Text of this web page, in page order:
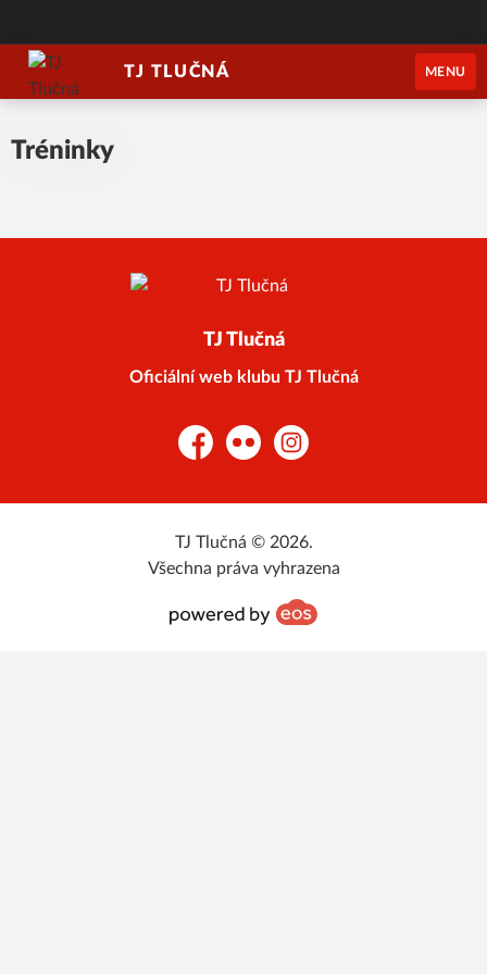
TJ TLUČNÁ MENU
Tréninky
TJ Tlučná
Oficiální web klubu TJ Tlučná
FacebookFlickr Instagram
TJ Tlučná © 2026.
Všechna práva vyhrazena